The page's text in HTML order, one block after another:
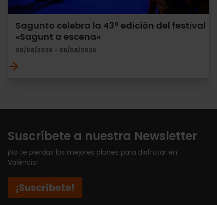
Sagunto celebra la 43ª edición del festival
«Sagunt a escena»
06/08/2026 - 06/08/2026
Suscríbete a nuestra Newsletter
¡No te pierdas los mejores planes para disfrutar en
València!
¡Suscríbete!